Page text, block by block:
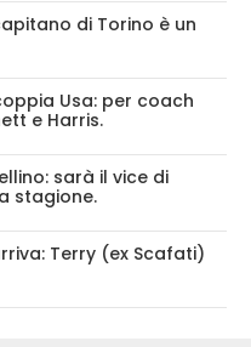
di Torino è un
Usa: per coach
e Harris.
sarà il vice di
stagione.
Terry (ex Scafati)